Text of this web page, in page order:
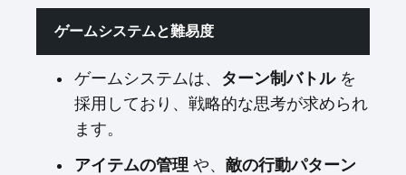
ゲームシステムと難易度
ゲームシステムは、 ターン制バトルを
採用しており、戦略的な思考が求められ
ます。
アイテムの管理 や、 敵の行動パターン